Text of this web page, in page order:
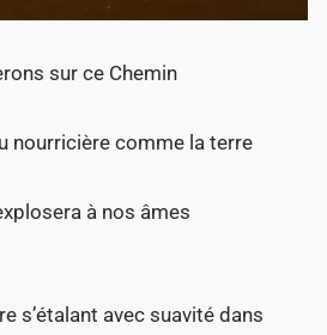
sur ce Chemin
nourricière comme la terre
à nos âmes
s’étalant avec suavité dans